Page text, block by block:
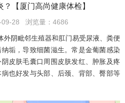
【厦门高尚健康体检】
09-28 浏览量：4686
外阴毗邻生殖器和肛门易受尿液、粪便
垢，导致细菌滋生。常是金葡菌感染
皮肤毛囊口周围皮肤发红、肿胀及疼
也好发与头部、后颈、背部、臀部等